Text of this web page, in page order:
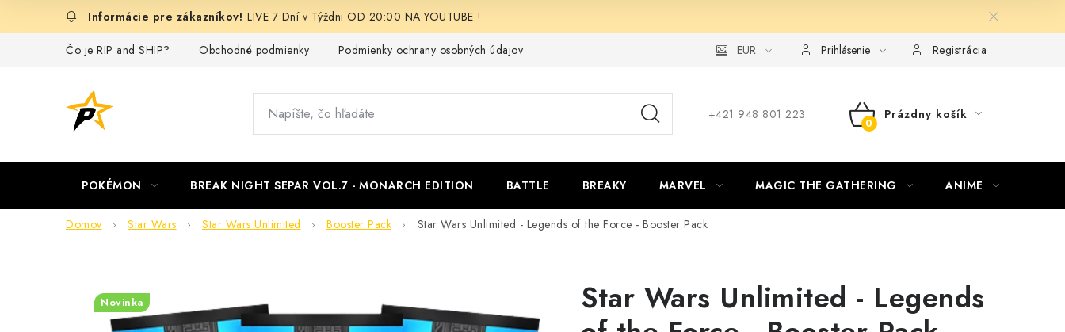
LIVE 7 Dní v Týždni OD 20:00 NA YOUTUBE !
Čo je RIP and SHIP? Obchodné podmienky Podmienky ochrany osobných údajov Odstúpenie od zmluvy formou elektronického formulára
EUR Prihlásenie Registrácia
‪+421 948 801 223
NÁKUPNÝ
Prázdny košík
POKÉMON BREAK NIGHT SEPAR VOL.7 - MONARCH EDITION BATTLE BREAKY MARVEL MAGIC THE GATHERING ANIME
Domov Star Wars Star Wars Unlimited Booster Pack Star Wars Unlimited - Legends of the Force - Booster Pack
Star Wars Unlimited - Legends
Novinka